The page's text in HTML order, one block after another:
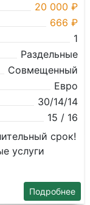
20 000 ₽
666 ₽
1
Раздельные
Совмещенный
Евро
30/14/14
15 / 16
срок!
услуги
Подробнее